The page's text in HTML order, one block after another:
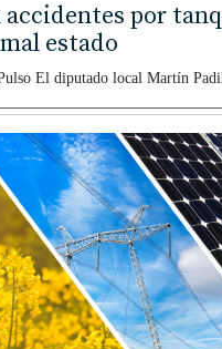
por
estado
El diputado local Martín